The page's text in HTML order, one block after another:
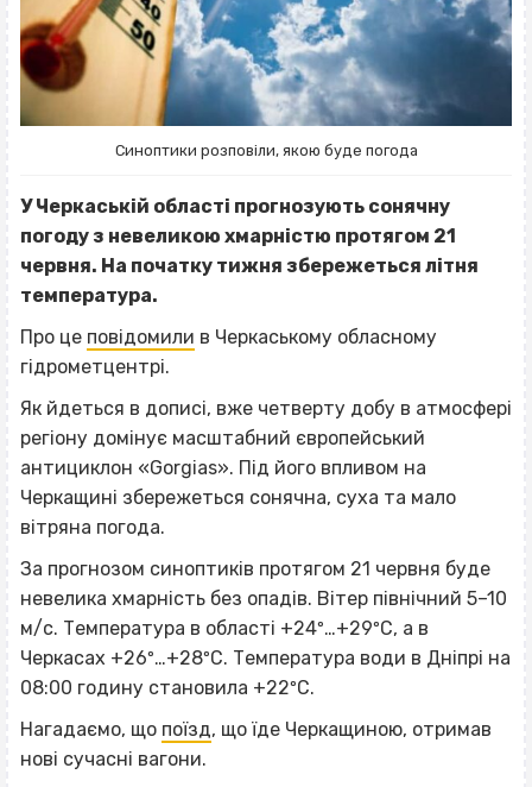
Синоптики розповіли, якою буде погода
У Черкаській області прогнозують сонячну
погоду з невеликою хмарністю протягом 21
червня. На початку тижня збережеться літня
температура.
Про це повідомили в Черкаському обласному
гідрометцентрі.
Як йдеться в дописі, вже четверту добу в атмосфері
регіону домінує масштабний європейський
антициклон «Gorgias». Під його впливом на
Черкащині збережеться сонячна, суха та мало
вітряна погода.
За прогнозом синоптиків протягом 21 червня буде
невелика хмарність без опадів. Вітер північний 5–10
м/с. Температура в області +24º…+29ºС, а в
Черкасах +26º…+28ºС. Температура води в Дніпрі на
08:00 годину становила +22ºС.
Нагадаємо, що поїзд, що їде Черкащиною, отримав
нові сучасні вагони.